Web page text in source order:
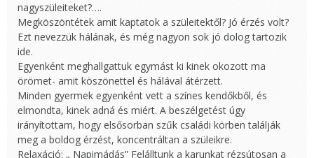
nagyszüleiteket?….
Megköszöntétek amit kaptatok a szüleitektől? Jó érzés volt?
Ezt nevezzük hálának, és még nagyon sok jó dolog tartozik
ide.
Egyenként meghallgattuk egymást ki kinek okozott ma
örömet- amit köszönettel és hálával átérzett.
Minden gyermek egyenként vett a színes kendőkből, és
elmondta, kinek adná és miért. A beszélgetést úgy
irányítottam, hogy elsősorban szűk családi körben találják
meg a boldog érzést, koncentráltan a szüleikre.
Relaxáció: „ Napimádás” Felálltunk a karunkat rézsútosan a